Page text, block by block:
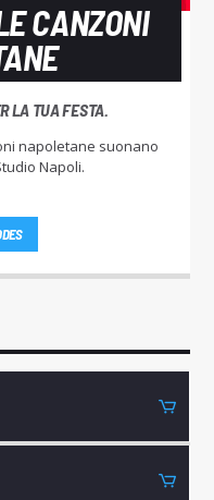
CANZONI
LA TUA FESTA.
napoletane suonano
Napoli.